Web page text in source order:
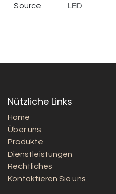
Source LED
Nützliche Links
Home
Über uns
Produkte
Dienstleistungen
Rechtliches
Kontaktieren Sie uns